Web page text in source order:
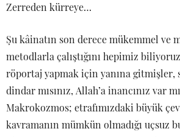
Zerreden kürreye…
Şu kâinatın son derece mükemmel ve
metodlarla çalıştığını hepimiz
röportaj yapmak için yanına gitmişler,
dindar mısınız, Allah’a inancınız var
Makrokozmos; etrafımızdaki büyük
kavramanın mümkün olmadığı uçsuz